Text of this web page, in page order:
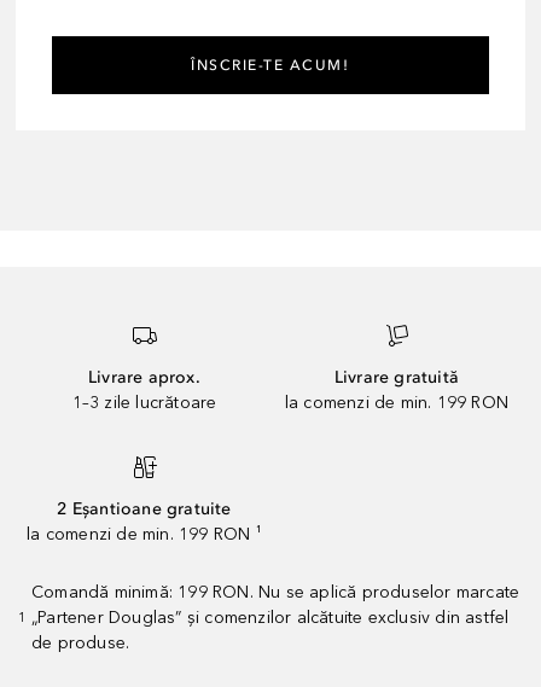
ÎNSCRIE-TE ACUM!
Livrare aprox.
1–3 zile lucrătoare
Livrare gratuită
la comenzi de min. 199 RON
2 Eșantioane gratuite
la comenzi de min. 199 RON ¹
1
Comandă minimă: 199 RON. Nu se aplică produselor marcate
„Partener Douglas” și comenzilor alcătuite exclusiv din astfel
de produse.